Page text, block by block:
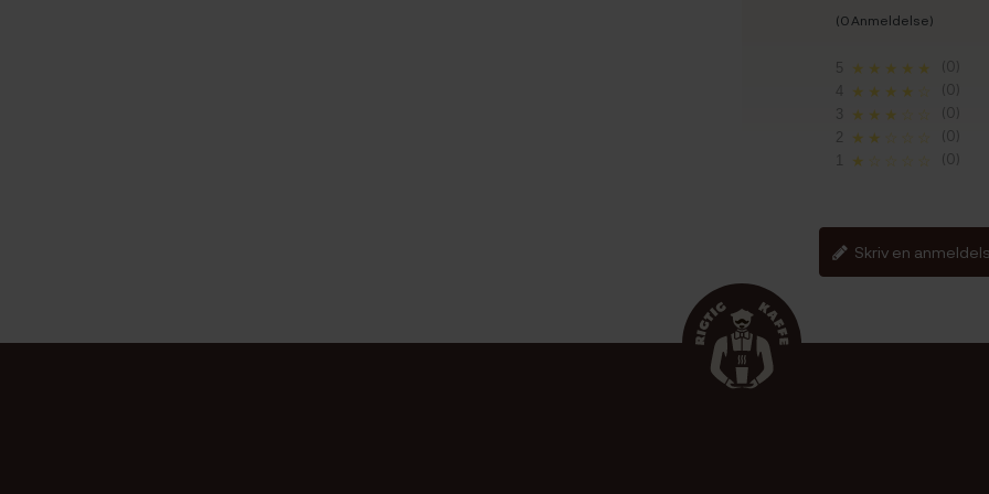
(0 Anmeldelse)
5 ★★★★★ (0)
★★★★☆ (0)
3 ★★★☆☆ (0)
2 ★★☆☆☆ (0)
1 ★☆☆☆☆ (0)
Skriv en